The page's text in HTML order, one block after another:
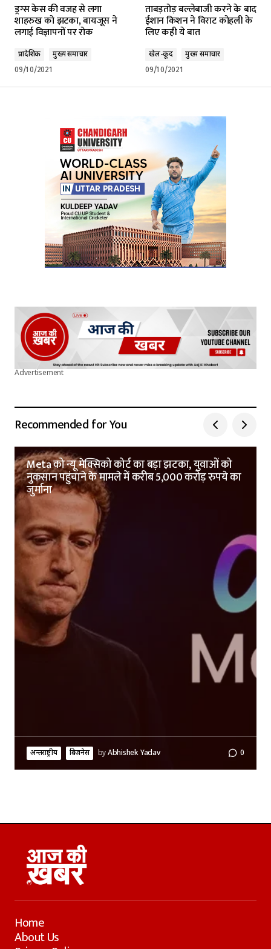
ड्रग्स केस की वजह से लगा
शाहरुख को झटका, बायजूस ने
लगाई विज्ञापनों पर रोक
प्रादेशिक
मुख्य समाचार
09/10/2021
ताबड़तोड़ बल्लेबाजी करने के बाद
ईशान किशन ने विराट कोहली के
लिए कही ये बात
खेल-कूद
मुख्य समाचार
09/10/2021
Advertisement
Recommended for You
Meta को न्यू मेक्सिको कोर्ट का बड़ा झटका, युवाओं को
नुकसान पहुंचाने के मामले में करीब 5,000 करोड़ रुपये का
जुर्माना
अन्तर्राष्ट्रीय बिजनेस byAbhishek Yadav 0
Home
About Us